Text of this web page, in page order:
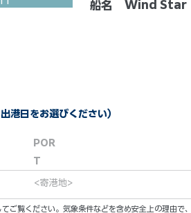
船名 Wind Star
港日をお選びください）
POR
T
<寄港地>
ご覧ください。気象条件などを含め安全上の理由で